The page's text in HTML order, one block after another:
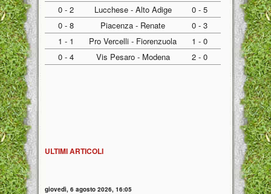
0 - 2
Lucchese - Alto Adige
0 - 5
0 - 8
Piacenza - Renate
0 - 3
1 - 1
Pro Vercelli - Fiorenzuola
1 - 0
0 - 4
Vis Pesaro - Modena 2 - 0
ULTIMI ARTICOLI
giovedì, 6 agosto 2026, 16:05